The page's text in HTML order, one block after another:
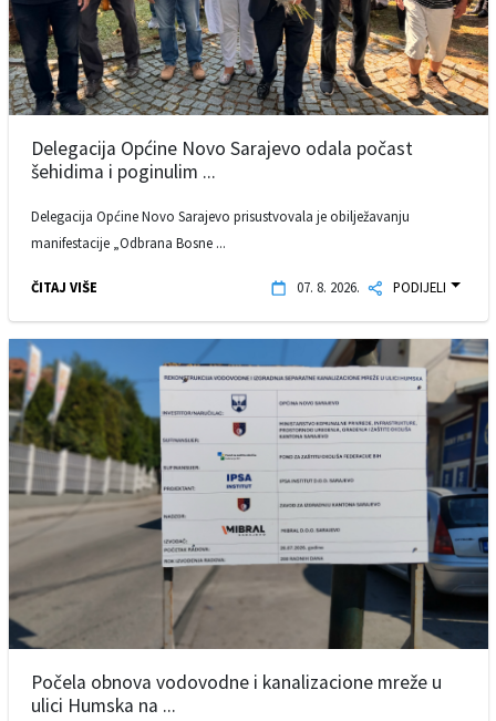
Delegacija Općine Novo Sarajevo odala počast
šehidima i poginulim ...
Delegacija Općine Novo Sarajevo prisustvovala je obilježavanju
manifestacije „Odbrana Bosne ...
ČITAJ VIŠE 07. 8. 2026. PODIJELI
Počela obnova vodovodne i kanalizacione mreže u
ulici Humska na ...